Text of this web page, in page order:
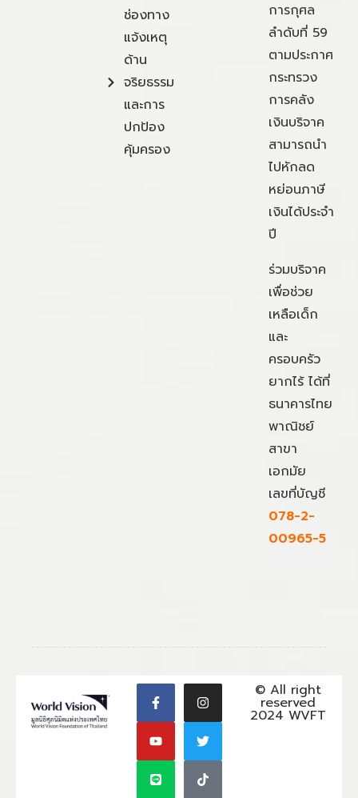
ช่องทาง
แจ้งเหตุ
ด้าน
จริยธรรม
และการ
ปกป้อง
คุ้มครอง
การกุศล
ลำดับที่ 59
ตามประกาศ
กระทรวง
การคลัง
เงินบริจาค
สามารถนำ
ไปหักลด
หย่อนภาษี
เงินได้ประจำ
ปี
ร่วมบริจาค
เพื่อช่วย
เหลือเด็ก
และ
ครอบครัว
ยากไร้ ได้ที่
ธนาคารไทย
พาณิชย์
สาขา
เอกมัย
เลขที่บัญชี
078-2-
00965-5
© All right
reserved
2024 WVFT